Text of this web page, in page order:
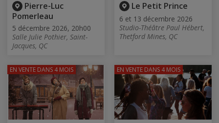
Pierre-Luc
Pomerleau
5 décembre 2026, 20h00
Salle Julie Pothier, Saint-
Jacques, QC
Le Petit Prince
6 et 13 décembre 2026
Studio-Théâtre Paul Hébert,
Thetford Mines, QC
EN VENTE DANS 4 MOIS EN VENTE DANS 4 MOIS